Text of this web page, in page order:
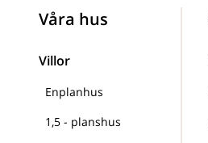
Våra hus
Villor
Enplanhus
1,5 - planshus